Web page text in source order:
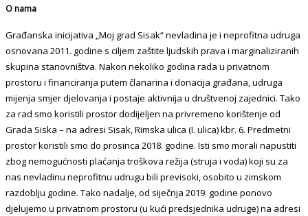
O nama
Građanska inicijativa „Moj grad Sisak“ nevladina je i neprofitna udruga
osnovana 2011. godine s ciljem zaštite ljudskih prava i marginaliziranih
skupina stanovništva. Nakon nekoliko godina rada u privatnom
prostoru i financiranja putem članarina i donacija građana, udruga
mijenja smjer djelovanja i postaje aktivnija u društvenoj zajednici. Tako
za rad smo koristili prostor dodijeljen na privremeno korištenje od
Grada Siska – na adresi Sisak, Rimska ulica (I. ulica) kbr. 6. Predmetni
prostor koristili smo do prosinca 2018. godine. Isti smo morali napustiti
zbog nemogućnosti plaćanja troškova režija (struja i voda) koji su za
nas nevladinu neprofitnu udrugu bili previsoki, osobito u zimskom
razdoblju godine. Tako nadalje, od siječnja 2019. godine ponovo
djelujemo u privatnom prostoru (u kući predsjednika udruge) na adresi